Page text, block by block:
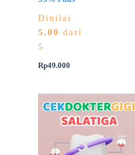
Dinilai
5.00 dari
5
Rp49.000